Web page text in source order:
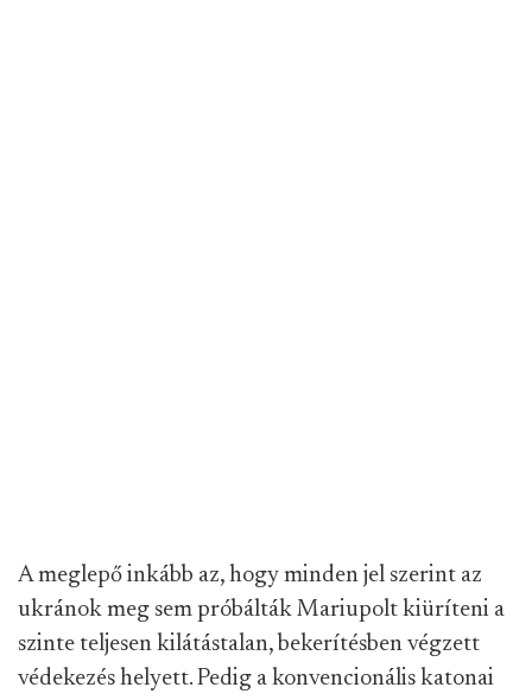
A meglepő inkább az, hogy minden jel szerint az
ukránok meg sem próbálták Mariupolt kiüríteni a
szinte teljesen kilátástalan, bekerítésben végzett
védekezés helyett. Pedig a konvencionális katonai